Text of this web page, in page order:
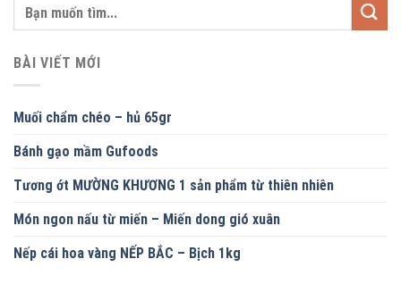
BÀI VIẾT MỚI
Muối chẩm chéo – hủ 65gr
Bánh gạo mầm Gufoods
Tương ớt MƯỜNG KHƯƠNG 1 sản phẩm từ thiên nhiên
Món ngon nấu từ miến – Miến dong gió xuân
Nếp cái hoa vàng NẾP BẮC – Bịch 1kg